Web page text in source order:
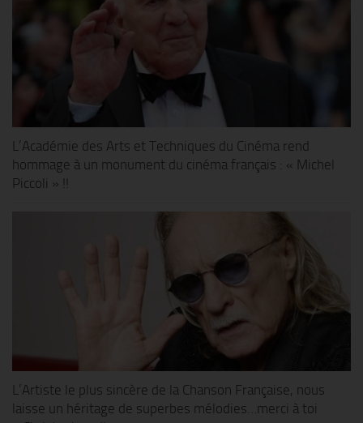
L’Académie des Arts et Techniques du Cinéma rend
hommage à un monument du cinéma français : « Michel
Piccoli » !!
L’Artiste le plus sincère de la Chanson Française, nous
laisse un héritage de superbes mélodies…merci à toi